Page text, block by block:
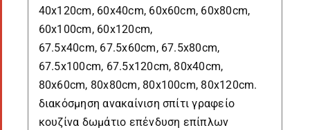
40x120cm, 60x40cm, 60x60cm, 60x80cm,
60x100cm, 60x120cm,
67.5x40cm, 67.5x60cm, 67.5x80cm,
67.5x100cm, 67.5x120cm, 80x40cm,
80x60cm, 80x80cm, 80x100cm, 80x120cm.
διακόσμηση ανακαίνιση σπίτι γραφείο
κουζίνα δωμάτιο επένδυση επίπλων